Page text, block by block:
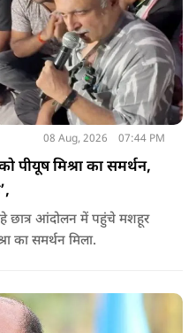
08 Aug, 2026 07:44 PM
पीयूष मिश्रा का समर्थन,
छात्र आंदोलन में पहुंचे मशहूर
का समर्थन मिला.